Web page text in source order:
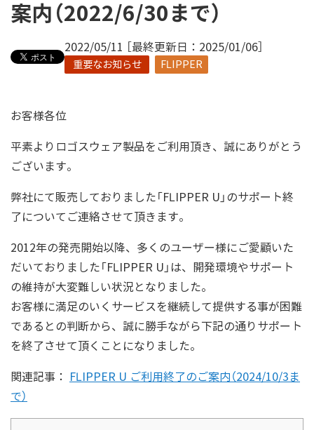
案内（2022/6/30まで）
2022/05/11 ［最終更新日：2025/01/06］
重要なお知らせ FLIPPER
お客様各位
平素よりロゴスウェア製品をご利用頂き、誠にありがとう
ございます。
弊社にて販売しておりました「FLIPPER U」のサポート終
了についてご連絡させて頂きます。
2012年の発売開始以降、多くのユーザー様にご愛顧いた
だいておりました「FLIPPER U」は、開発環境やサポート
の維持が大変難しい状況となりました。
お客様に満足のいくサービスを継続して提供する事が困難
であるとの判断から、誠に勝手ながら下記の通りサポート
を終了させて頂くことになりました。
関連記事：
FLIPPER U ご利用終了のご案内（2024/10/3ま
で）